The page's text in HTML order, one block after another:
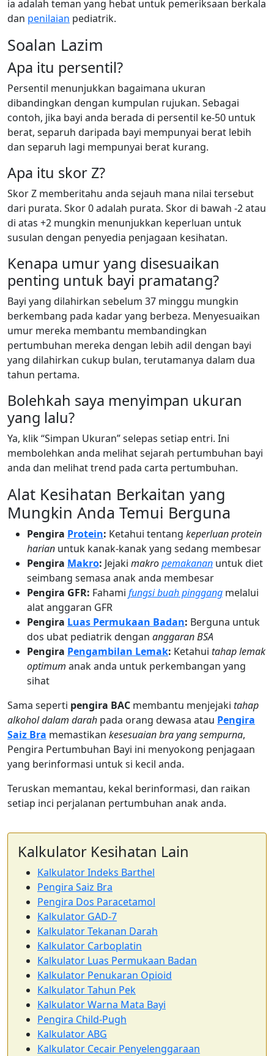
ia adalah teman yang hebat untuk pemeriksaan berkala
dan penilaian pediatrik.
Soalan Lazim
Apa itu persentil?
Persentil menunjukkan bagaimana ukuran
dibandingkan dengan kumpulan rujukan. Sebagai
contoh, jika bayi anda berada di persentil ke-50 untuk
berat, separuh daripada bayi mempunyai berat lebih
dan separuh lagi mempunyai berat kurang.
Apa itu skor Z?
Skor Z memberitahu anda sejauh mana nilai tersebut
dari purata. Skor 0 adalah purata. Skor di bawah -2 atau
di atas +2 mungkin menunjukkan keperluan untuk
susulan dengan penyedia penjagaan kesihatan.
Kenapa umur yang disesuaikan
penting untuk bayi pramatang?
Bayi yang dilahirkan sebelum 37 minggu mungkin
berkembang pada kadar yang berbeza. Menyesuaikan
umur mereka membantu membandingkan
pertumbuhan mereka dengan lebih adil dengan bayi
yang dilahirkan cukup bulan, terutamanya dalam dua
tahun pertama.
Bolehkah saya menyimpan ukuran
yang lalu?
Ya, klik “Simpan Ukuran” selepas setiap entri. Ini
membolehkan anda melihat sejarah pertumbuhan bayi
anda dan melihat trend pada carta pertumbuhan.
Alat Kesihatan Berkaitan yang
Mungkin Anda Temui Berguna
Pengira Protein: Ketahui tentang keperluan protein
harian untuk kanak-kanak yang sedang membesar
Pengira Makro: Jejaki makropemakanan untuk diet
seimbang semasa anak anda membesar
Pengira GFR: Fahami fungsi buah pinggang melalui
alat anggaran GFR
Pengira Luas Permukaan Badan: Berguna untuk
dos ubat pediatrik dengan anggaran BSA
Pengira Pengambilan Lemak: Ketahui tahap lemak
optimum anak anda untuk perkembangan yang
sihat
Sama seperti pengira BAC membantu menjejaki tahap
alkohol dalam darah pada orang dewasa atau Pengira
Saiz Bra memastikan kesesuaian bra yang sempurna,
Pengira Pertumbuhan Bayi ini menyokong penjagaan
yang berinformasi untuk si kecil anda.
Teruskan memantau, kekal berinformasi, dan raikan
setiap inci perjalanan pertumbuhan anak anda.
Kalkulator Kesihatan Lain
Kalkulator Indeks Barthel
Pengira Saiz Bra
Pengira Dos Paracetamol
Kalkulator GAD-7
Kalkulator Tekanan Darah
Kalkulator Carboplatin
Kalkulator Luas Permukaan Badan
Kalkulator Penukaran Opioid
Kalkulator Tahun Pek
Kalkulator Warna Mata Bayi
Pengira Child-Pugh
Kalkulator ABG
Kalkulator Cecair Penyelenggaraan